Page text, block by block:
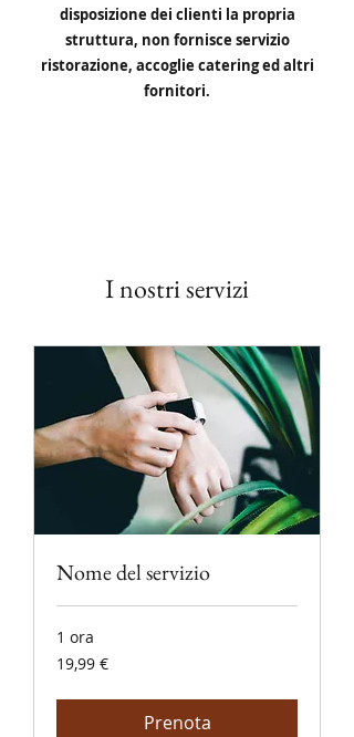
disposizione dei clienti la propria
struttura, non fornisce servizio
ristorazione, accoglie catering ed altri
fornitori.
I nostri servizi
Nome del servizio
1 ora
19,99
euro
19,99 €
Prenota